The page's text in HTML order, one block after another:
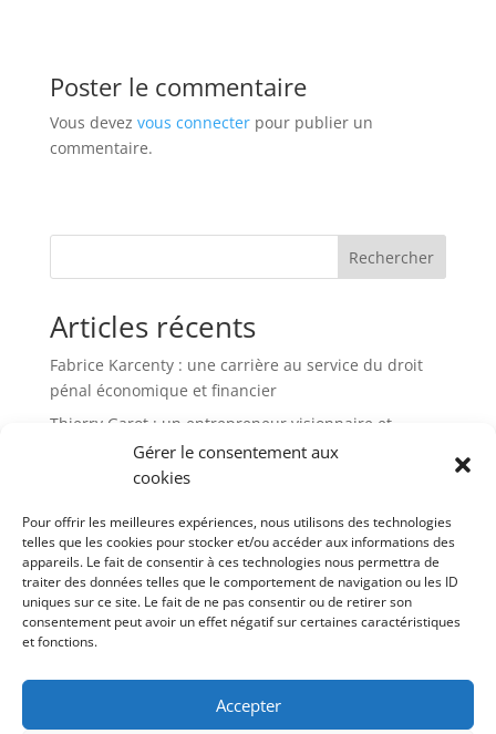
Gérer le consentement aux
cookies
Pour offrir les meilleures expériences, nous utilisons des technologies
telles que les cookies pour stocker et/ou accéder aux informations des
appareils. Le fait de consentir à ces technologies nous permettra de
traiter des données telles que le comportement de navigation ou les ID
uniques sur ce site. Le fait de ne pas consentir ou de retirer son
consentement peut avoir un effet négatif sur certaines caractéristiques
et fonctions.
Accepter
Poster le commentaire
Vous devez vous connecterpour publier un
commentaire.
Rechercher
Articles récents
Fabrice Karcenty : une carrière au service du droit
pénal économique et financier
Thierry Garot : un entrepreneur visionnaire et
Altho Brets : l’ancrage breton d’un leader de la chips
Thierry Di Litta : un parcours atypique
JCA Academy : une école alternative pour repenser la
réussite et la liberté
Commentaires récents
Aucun commentaire à afficher.